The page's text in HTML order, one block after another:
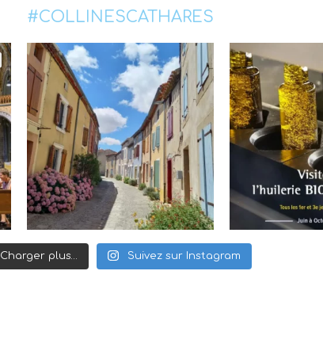
#COLLINESCATHARES
Charger plus… Suivez sur Instagram